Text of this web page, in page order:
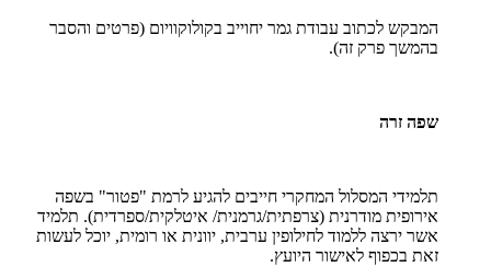
המבקש לכתוב עבודת גמר יחוייב בקולוקוויום (פרטים והסבר
בהמשך פרק זה).
שפה זרה
תלמידי המסלול המחקרי חייבים להגיע לרמת "פטור" בשפה
אירופית מודרנית (צרפתית/גרמנית/ איטלקית/ספרדית). תלמיד
אשר ירצה ללמוד לחילופין ערבית, יוונית או רומית, יוכל לעשות
זאת בכפוף לאישור היועץ.